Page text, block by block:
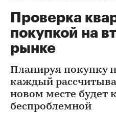
Проверка
покупкой на
рынке
Планируя покупку
каждый
новом месте будет
беспроблемной